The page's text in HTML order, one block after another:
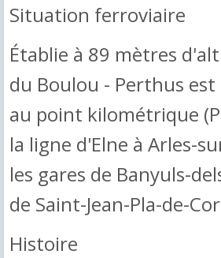
Situation ferroviaire
Établie à 89 mètres
du Boulou - Perthus est
au point kilométrique
la ligne d'Elne à Arles-
les gares de Banyuls-
de Saint-Jean-Pla-de-
Histoire